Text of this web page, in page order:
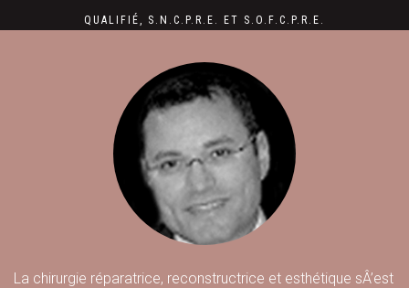
QUALIFIÉ, S.N.C.P.R.E. ET S.O.F.C.P.R.E.
La chirurgie réparatrice, reconstructrice et esthétique sÂ’est